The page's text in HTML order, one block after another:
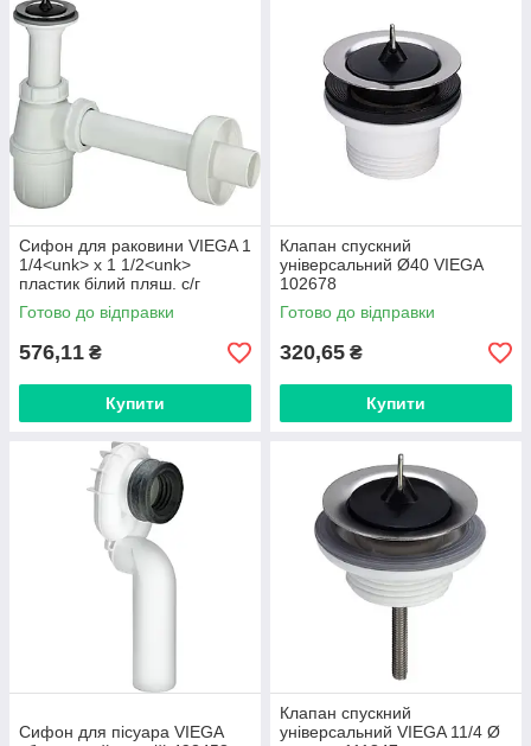
Сифон для раковини VIEGA 1
1/4<unk> x 1 1/2<unk>
пластик білий пляш. с/г
309312
Готово до відправки
576,11 ₴
Купити
Клапан спускний
універсальний Ø40 VIEGA
102678
Готово до відправки
320,65 ₴
Купити
Сифон для пісуара VIEGA
Клапан спускний
універсальний VIEGA 11/4 Ø